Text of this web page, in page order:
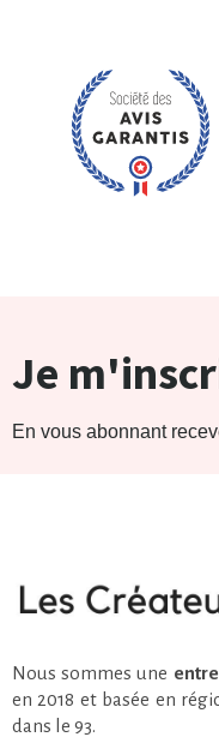
Je
En vous abonnant
Nous sommes une
en 2018 et basée en
dans le 93.